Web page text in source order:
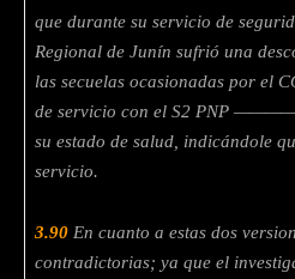
que durante su servicio de
Regional de Junín sufrió una
las secuelas ocasionadas por el
de servicio con el S2 PNP
su estado de salud, indicándole
servicio.
3.90 En cuanto a estas dos
contradictorias; ya que el